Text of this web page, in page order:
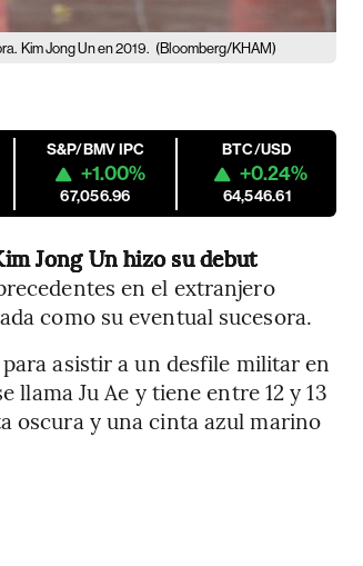
Kim Jong Un en 2019. (Bloomberg/KHAM)
S&P/BMV IPC
+1.00%
67,056.96
BTC/USD
+0.24%
64,546.61
Jong Un hizo su debut
en el extranjero
como su eventual sucesora.
asistir a un desfile militar en
llama Ju Ae y tiene entre 12 y 13
oscura y una cinta azul marino